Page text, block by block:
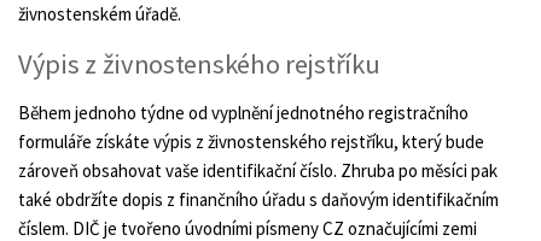
živnostenském úřadě.
Výpis z živnostenského rejstříku
Během jednoho týdne od vyplnění jednotného registračního
formuláře získáte výpis z živnostenského rejstříku, který bude
zároveň obsahovat vaše identifikační číslo. Zhruba po měsíci pak
také obdržíte dopis z finančního úřadu s daňovým identifikačním
číslem. DIČ je tvořeno úvodními písmeny CZ označujícími zemi